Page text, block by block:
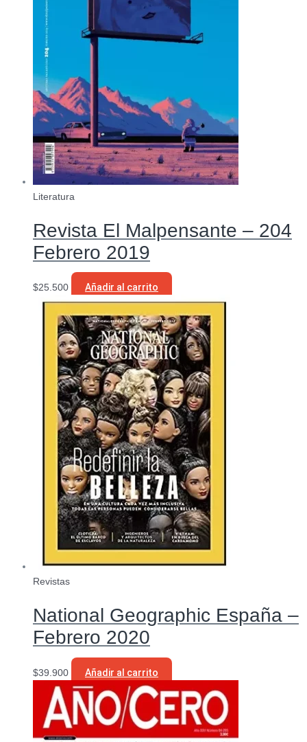
Literatura
Revista El Malpensante – 204
Febrero 2019
$25.500 Añadir al carrito
Revistas
National Geographic España –
Febrero 2020
$39.900 Añadir al carrito